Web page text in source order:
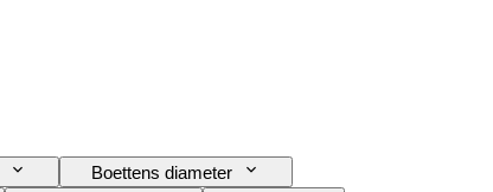
Boettens diameter